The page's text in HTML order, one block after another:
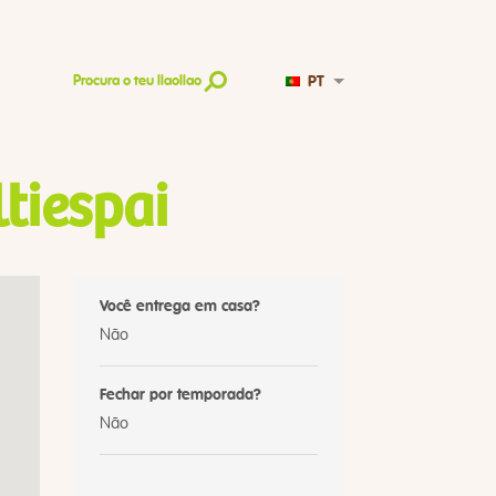
Procura o teu llaollao PT
Você entrega em casa?
Não
Fechar por temporada?
Não